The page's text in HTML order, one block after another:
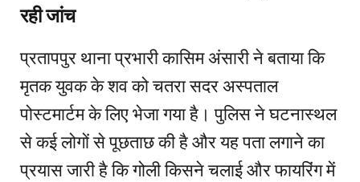
रही जांच
प्रतापपुर थाना प्रभारी कासिम अंसारी ने बताया कि
मृतक युवक के शव को चतरा सदर अस्पताल
पोस्टमार्टम के लिए भेजा गया है। पुलिस ने घटनास्थल
से कई लोगों से पूछताछ की है और यह पता लगाने का
प्रयास जारी है कि गोली किसने चलाई और फायरिंग में